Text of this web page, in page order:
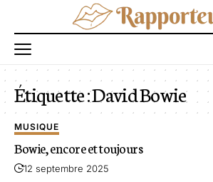
Étiquette :David Bowie
MUSIQUE
Bowie, encore et toujours
12 septembre 2025